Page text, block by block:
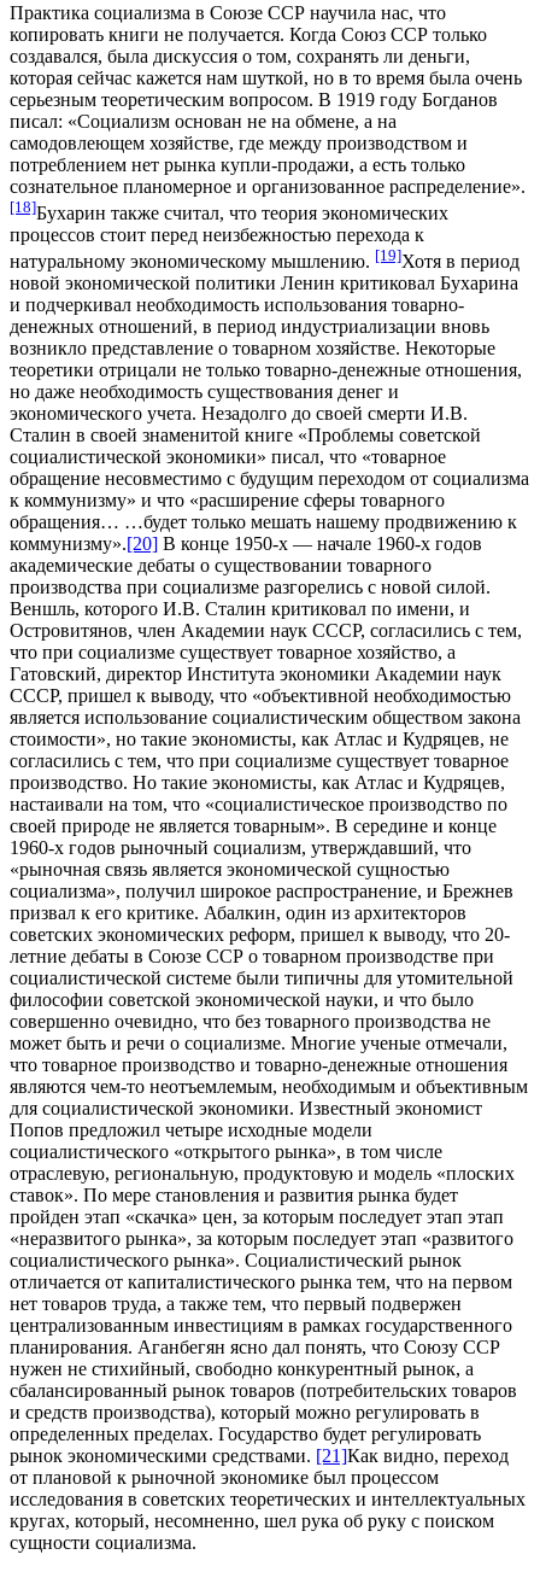
Практика социализма в Союзе ССР научила нас, что
копировать книги не получается. Когда Союз ССР только
создавался, была дискуссия о том, сохранять ли деньги,
которая сейчас кажется нам шуткой, но в то время была очень
серьезным теоретическим вопросом. В 1919 году Богданов
писал: «Социализм основан не на обмене, а на
самодовлеющем хозяйстве, где между производством и
потреблением нет рынка купли-продажи, а есть только
сознательное планомерное и организованное распределение».
[18]Бухарин также считал, что теория экономических
процессов стоит перед неизбежностью перехода к
натуральному экономическому мышлению. [19]Хотя в период
новой экономической политики Ленин критиковал Бухарина
и подчеркивал необходимость использования товарно-
денежных отношений, в период индустриализации вновь
возникло представление о товарном хозяйстве. Некоторые
теоретики отрицали не только товарно-денежные отношения,
но даже необходимость существования денег и
экономического учета. Незадолго до своей смерти И.В.
Сталин в своей знаменитой книге «Проблемы советской
социалистической экономики» писал, что «товарное
обращение несовместимо с будущим переходом от социализма
к коммунизму» и что «расширение сферы товарного
обращения… …будет только мешать нашему продвижению к
коммунизму».[20] В конце 1950-х — начале 1960-х годов
академические дебаты о существовании товарного
производства при социализме разгорелись с новой силой.
Веншль, которого И.В. Сталин критиковал по имени, и
Островитянов, член Академии наук СССР, согласились с тем,
что при социализме существует товарное хозяйство, а
Гатовский, директор Института экономики Академии наук
СССР, пришел к выводу, что «объективной необходимостью
является использование социалистическим обществом закона
стоимости», но такие экономисты, как Атлас и Кудряцев, не
согласились с тем, что при социализме существует товарное
производство. Но такие экономисты, как Атлас и Кудряцев,
настаивали на том, что «социалистическое производство по
своей природе не является товарным». В середине и конце
1960-х годов рыночный социализм, утверждавший, что
«рыночная связь является экономической сущностью
социализма», получил широкое распространение, и Брежнев
призвал к его критике. Абалкин, один из архитекторов
советских экономических реформ, пришел к выводу, что 20-
летние дебаты в Союзе ССР о товарном производстве при
социалистической системе были типичны для утомительной
философии советской экономической науки, и что было
совершенно очевидно, что без товарного производства не
может быть и речи о социализме. Многие ученые отмечали,
что товарное производство и товарно-денежные отношения
являются чем-то неотъемлемым, необходимым и объективным
для социалистической экономики. Известный экономист
Попов предложил четыре исходные модели
социалистического «открытого рынка», в том числе
отраслевую, региональную, продуктовую и модель «плоских
ставок». По мере становления и развития рынка будет
пройден этап «скачка» цен, за которым последует этап этап
«неразвитого рынка», за которым последует этап «развитого
социалистического рынка». Социалистический рынок
отличается от капиталистического рынка тем, что на первом
нет товаров труда, а также тем, что первый подвержен
централизованным инвестициям в рамках государственного
планирования. Аганбегян ясно дал понять, что Союзу ССР
нужен не стихийный, свободно конкурентный рынок, а
сбалансированный рынок товаров (потребительских товаров
и средств производства), который можно регулировать в
определенных пределах. Государство будет регулировать
рынок экономическими средствами. [21]Как видно, переход
от плановой к рыночной экономике был процессом
исследования в советских теоретических и интеллектуальных
кругах, который, несомненно, шел рука об руку с поиском
сущности социализма.